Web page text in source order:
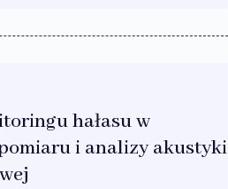
hałasu w
i analizy akustyki